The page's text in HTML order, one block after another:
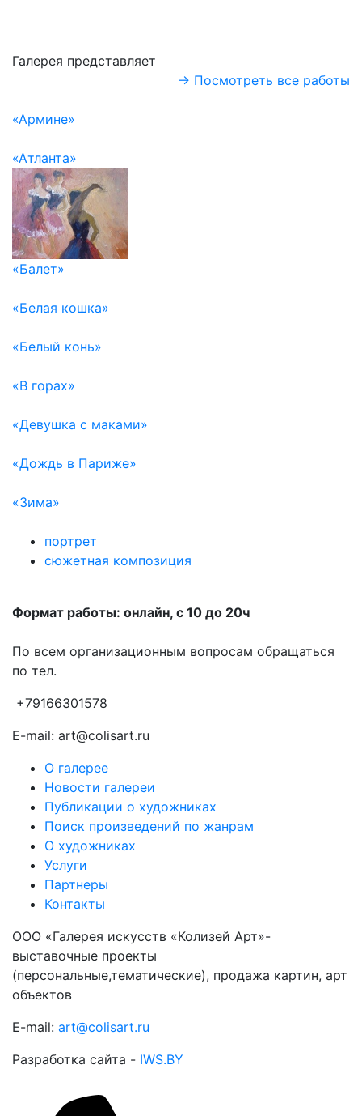
Галерея представляет
→ Посмотреть все работы
«Армине»
«Атланта»
«Балет»
«Белая кошка»
«Белый конь»
«В горах»
«Девушка с маками»
«Дождь в Париже»
«Зима»
портрет
сюжетная композиция
Формат работы: онлайн, с 10 до 20ч
По всем организационным вопросам обращаться
по тел.
+79166301578
E-mail: art@colisart.ru
О галерее
Новости галереи
Публикации о художниках
Поиск произведений по жанрам
О художниках
Услуги
Партнеры
Контакты
ООО «Галерея искусств «Колизей Арт»-
выставочные проекты
(персональные,тематические), продажа картин, арт
объектов
E-mail: art@colisart.ru
Разработка сайта - IWS.BY